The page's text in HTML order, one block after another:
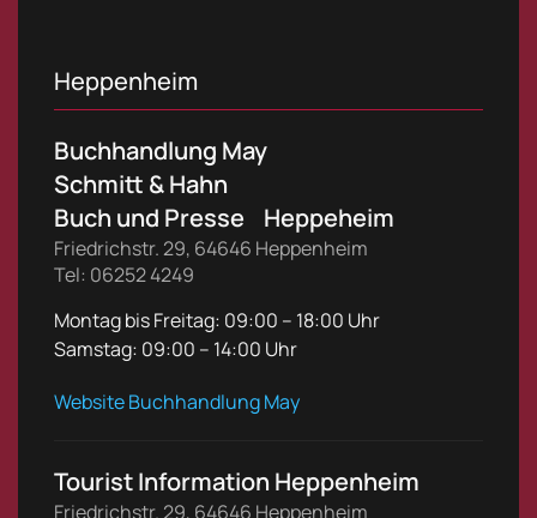
Heppenheim
Buchhandlung May
Schmitt & Hahn
Buch und Presse Heppeheim
Friedrichstr. 29, 64646 Heppenheim
Tel: 06252 4249
Montag bis Freitag: 09:00 – 18:00 Uhr
Samstag: 09:00 – 14:00 Uhr
Website Buchhandlung May
Tourist Information Heppenheim
Friedrichstr. 29, 64646 Heppenheim